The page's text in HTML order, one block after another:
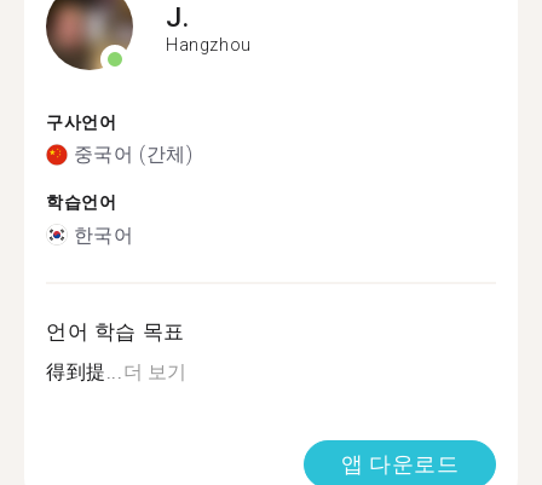
J.
Hangzhou
구사언어
중국어 (간체)
학습언어
한국어
언어 학습 목표
得到提... 더 보기
앱 다운로드